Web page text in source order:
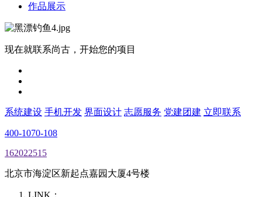
作品展示
现在就联系尚古，开始您的项目
系统建设 手机开发 界面设计 志愿服务 党建团建 立即联系
400-1070-108
162022515
北京市海淀区新起点嘉园大厦4号楼
LINK：